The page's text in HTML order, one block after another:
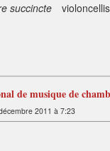
succincte
de musique de
2011 à 7:23